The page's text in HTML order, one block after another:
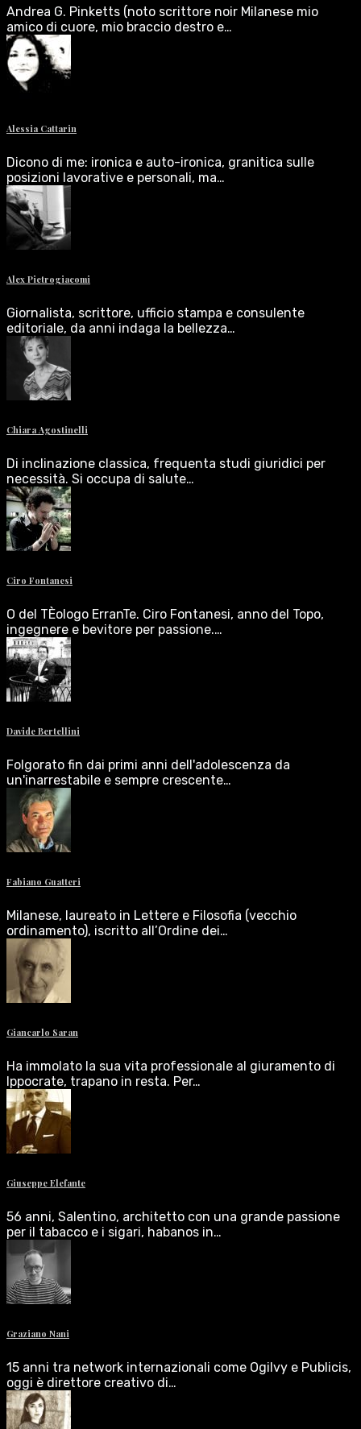
Andrea G. Pinketts (noto scrittore noir Milanese mio
amico di cuore, mio braccio destro e…
Alessia Cattarin
Dicono di me: ironica e auto-ironica, granitica sulle
posizioni lavorative e personali, ma…
Alex Pietrogiacomi
Giornalista, scrittore, ufficio stampa e consulente
editoriale, da anni indaga la bellezza…
Chiara Agostinelli
Di inclinazione classica, frequenta studi giuridici per
necessità. Si occupa di salute…
Ciro Fontanesi
O del TÈologo ErranTe. Ciro Fontanesi, anno del Topo,
ingegnere e bevitore per passione.…
Davide Bertellini
Folgorato fin dai primi anni dell'adolescenza da
un'inarrestabile e sempre crescente…
Fabiano Guatteri
Milanese, laureato in Lettere e Filosofia (vecchio
ordinamento), iscritto all’Ordine dei…
Giancarlo Saran
Ha immolato la sua vita professionale al giuramento di
Ippocrate, trapano in resta. Per…
Giuseppe Elefante
56 anni, Salentino, architetto con una grande passione
per il tabacco e i sigari, habanos in…
Graziano Nani
15 anni tra network internazionali come Ogilvy e Publicis,
oggi è direttore creativo di…